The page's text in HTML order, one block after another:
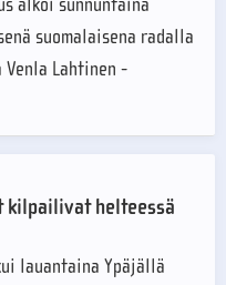
alkoi sunnuntaina
suomalaisena radalla
Lahtinen -
kilpailivat helteessä
lauantaina Ypäjällä